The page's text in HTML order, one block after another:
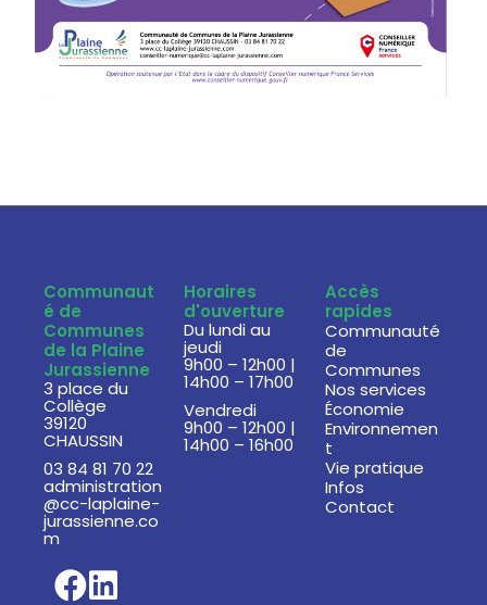
Communaut
é de
Communes
de la Plaine
Jurassienne
3 place du
Collège
39120
CHAUSSIN
03 84 81 70 22
administration
@cc-laplaine-
jurassienne.co
m
Horaires
d'ouverture
Du lundi au
jeudi
9h00 – 12h00 |
14h00 – 17h00
Vendredi
9h00 – 12h00 |
14h00 – 16h00
Accès
rapides
Communauté
de
Communes
Nos services
Économie
Environnemen
t
Vie pratique
Infos
Contact